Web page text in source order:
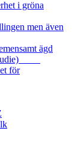
i gröna
men även
ägd
för